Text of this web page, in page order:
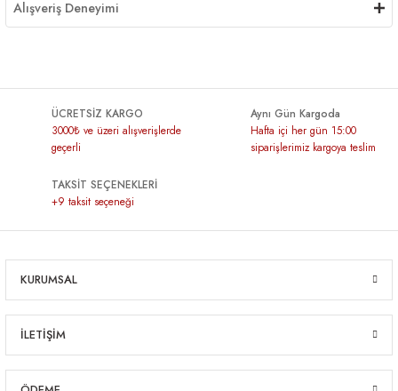
Alışveriş Deneyimi
ÜCRETSİZ KARGO
3000₺ ve üzeri alışverişlerde
geçerli
Aynı Gün Kargoda
Hafta içi her gün 15:00
siparişlerimiz kargoya teslim
TAKSİT SEÇENEKLERİ
+9 taksit seçeneği
KURUMSAL
İLETİŞİM